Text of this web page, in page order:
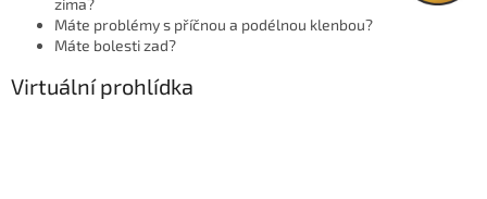
zima?
Máte problémy s příčnou a podélnou klenbou?
Máte bolesti zad?
Virtuální prohlídka